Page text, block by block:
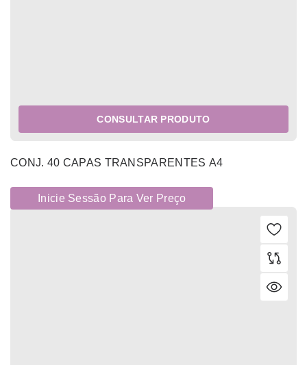
CONSULTAR PRODUTO
CONJ. 40 CAPAS TRANSPARENTES A4
Inicie Sessão Para Ver Preço